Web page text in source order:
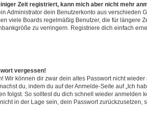
Zeit registriert, kann mich aber nicht mehr
Administrator dein Benutzerkonto aus verschieden
viele Boards regelmäßig Benutzer, die für längere
zu verringern. Registriere dich einfach
vergessen!
Wir können dir zwar dein altes Passwort nicht
du, indem du auf der Anmelde-Seite auf „Ich
folgst. So solltest du dich schnell wieder anmelden
in der Lage sein, dein Passwort zurückzusetzen,